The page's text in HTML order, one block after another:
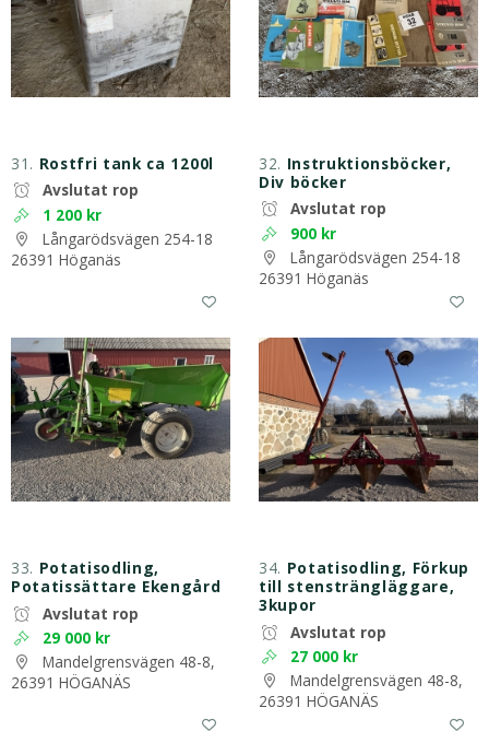
31. Rostfri tank ca 1200l
Avslutat rop
1 200 kr
Långarödsvägen 254-18
26391 Höganäs
32. Instruktionsböcker,
Div böcker
Avslutat rop
900 kr
Långarödsvägen 254-18
26391 Höganäs
33. Potatisodling,
Potatissättare Ekengård
Avslutat rop
29 000 kr
Mandelgrensvägen 48-8,
26391 HÖGANÄS
34. Potatisodling, Förkup
till stensträngläggare,
3kupor
Avslutat rop
27 000 kr
Mandelgrensvägen 48-8,
26391 HÖGANÄS